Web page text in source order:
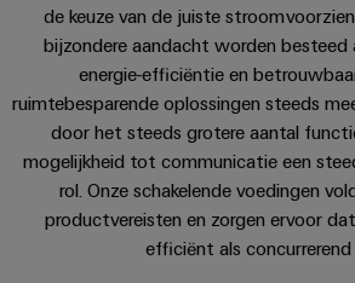
Fabrikanten
van
apparaten
Innovatieve
connectiviteitsoplossingen
voor
apparaten
Gebouwinfrastructuur
Oplossingen
en
veld
Veldbedrading
Slimme
meting
Smart
Cabinet
en
migratieoplossingen
van
PLC-
systemen
Service-
interfaces
Verdeeldozen
engineering
Weidmüller
Configurator
PCB-
connectorservices
Laboratoriumdiensten
Partners
Distributie
ATEX
Assembly
Personeelszaken
Weidmüller
Academie
Compliance
Ons
management
Toepassingen
Downloads
Contact | Advies
de keuze van de juiste
bijzondere aandacht worden besteed
energie-efficiëntie en
ruimtebesparende oplossingen steeds
door het steeds grotere aantal
mogelijkheid tot communicatie een
rol. Onze schakelende voedingen
productvereisten en zorgen ervoor
efficiënt als